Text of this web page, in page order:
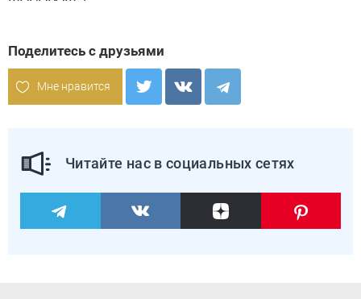
Поделитесь с друзьями
Мне нравится
Читайте нас в социальных сетях